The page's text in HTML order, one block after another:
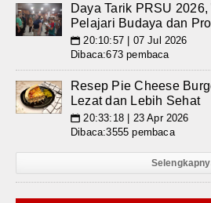
Daya Tarik PRSU
Pelajari Budaya dan
📅 20:10:57 | 07 Jul 2026
Dibaca:673 pembaca
Resep Pie Cheese
Lezat dan Lebih Sehat
📅 20:33:18 | 23 Apr 2026
Dibaca:3555 pembaca